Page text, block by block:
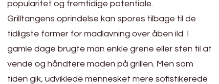
popularitet og fremtidige potentiale.
Grilltangens oprindelse kan spores tilbage til de
tidligste former for madlavning over åben ild. I
gamle dage brugte man enkle grene eller sten til at
vende og håndtere maden på grillen. Men som
tiden gik, udviklede mennesket mere sofistikerede